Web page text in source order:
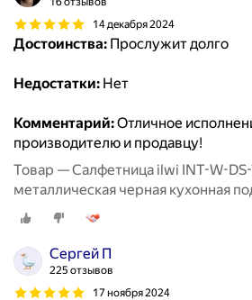
14 декабря 2024
Достоинства: Прослужит долго
Недостатки: Нет
Комментарий:Отличное
производителю и продавцу!
Товар — Салфетница ilwi INT-W-
металлическая черная кухонная
держатель для бумажных салфеток
Сергей П
225 отзывов
17 ноября 2024